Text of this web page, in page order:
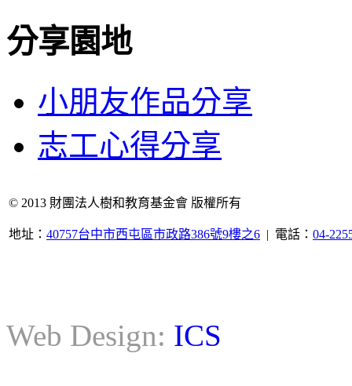
分享園地
小朋友作品分享
志工心得分享
© 2013 財團法人樹和教育基金會 版權所有
地址： 40757台中市西屯區市政路386號9樓之6 | 電話： 04-
Web Design: ICS